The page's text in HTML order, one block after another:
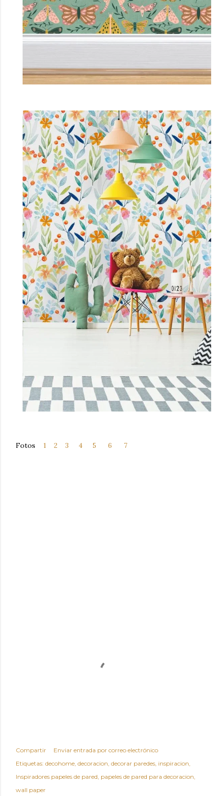
Fotos 1 2 3 4 5 6 7
Compartir
Enviar entrada por correo electrónico
Etiquetas: decohome decoracion decorar paredes inspiracion
Inspiradores papeles de pared papeles de pared para decoracion
wall paper